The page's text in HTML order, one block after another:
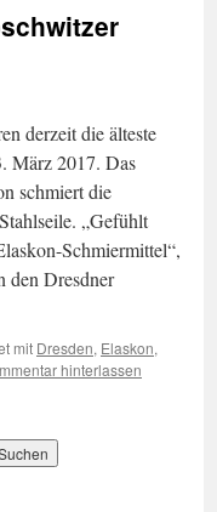
derzeit die älteste
März 2017. Das
schmiert die
„Gefühlt
Schmiermittel“,
den Dresdner
mit Dresden, Elaskon,
hinterlassen